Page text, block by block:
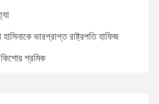
ভারপ্রাপ্ত রাষ্ট্রপতি হাফিজ
শ্রমিক